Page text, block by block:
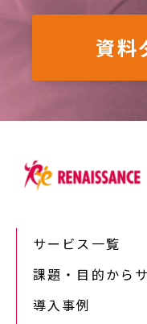
資料
サービス一覧
課題・目的から
導入事例